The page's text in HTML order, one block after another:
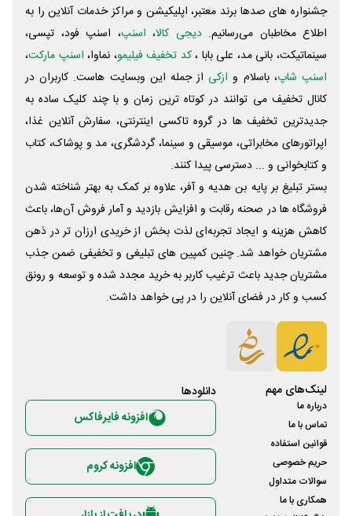
جشنواره های صدها برند معتبر، اپلیکیشن و مراکز خدمات آنلاین را به
اطلاع مخاطبان می‌رسانیم. دیجی کالا، اسنپ، اسنپ فود، تپسی،
سینماتیکت، بانی مد، علی‌ بابا ،کد تخفیف فیلیمو، نماوا، اسنپ مارکت،
اسنپ شاپ، باسلام و ازکی از جمله این وبسایت ‌هاست. کاربران در
کانال تخفیف می توانند در کوتاه ترین زمان و با چند کلیک ساده به
جدیدترین تخفیف ها در گروه تاکسی اینترنتی، سفارش آنلاین غذا،
اپراتورهای مخابراتی، موسیقی و سینما، گردشگری، مد و پوشاک، کتاب
و کتابخوانی و ... دسترسی پیدا کنند.
بستر تبلیغ بر پایه بن هدیه و آفر، علاوه بر کمک به بهتر شناخته شدن
فروشگاه ها در صحنه رقابت و افزایش بازدید و آمار فروش آن‌ها، باعث
کاهش هزینه و ایجاد تجربه‌ای لذت بخش از خریدی ارزان تر در ذهن
مشتریان خواهد شد. چنین کمپین های تبلیغی و تخفیفی ضمن جذب
مشتریان جدید باعث ترغیب کاربر به خرید مجدد شده و توسعه و رونق
کسب و کار در فضای آنلاین را در پی خواهد داشت.
لینک‌های مهم
درباره ما
تماس با ما
قوانین استفاده
حریم خصوصی
سوالات متداول
همکاری با ما
دانلود‌ها
افزونه فایرفاکس
افزونه کروم